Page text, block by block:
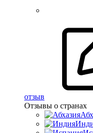
отзыв
Отзывы о странах